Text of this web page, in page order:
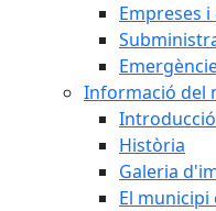
Empreses
Informació del
Introducció
Història
Galeria
El municipi